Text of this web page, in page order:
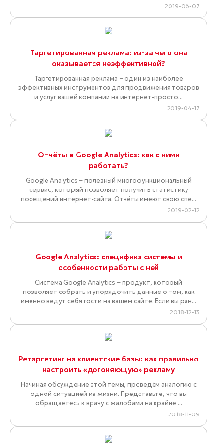
2019-06-07
Таргетированная реклама: из-за чего она
оказывается неэффективной?
Таргетированная реклама − один из наиболее
эффективных инструментов для продвижения товаров
и услуг вашей компании на интернет-просто...
2019-04-17
Отчёты в Google Analytics: как с ними
работать?
Google Analytics − полезный многофункциональный
сервис, который позволяет получить статистику
посещений интернет-сайта. Отчёты имеют свою спе...
2019-02-12
Google Analytics: специфика системы и
особенности работы с ней
Система Google Analytics − продукт, который
позволяет собрать и упорядочить данные о том, как
именно ведут себя гости на вашем сайте. Если вы ран...
2018-12-13
Ретаргетинг на клиентские базы: как правильно
настроить «догоняющую» рекламу
Начиная обсуждение этой темы, проведём аналогию с
одной ситуацией из жизни. Представьте, что вы
обращаетесь к врачу с жалобами на крайне ...
2018-11-09